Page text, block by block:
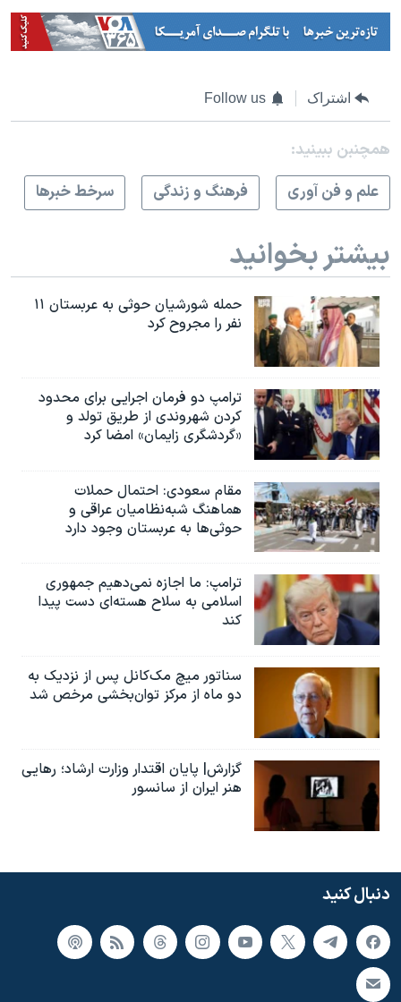
اشتراک Follow us
همچنبن ببینید:
علم و فن آوری
فرهنگ و زندگی سرخط خبرها
بیشتر بخوانید
حمله شورشیان حوثی به عربستان ۱۱
نفر را مجروح کرد
ترامپ دو فرمان اجرایی برای محدود
کردن شهروندی از طریق تولد و
«گردشگری زایمان» امضا کرد
مقام سعودی: احتمال حملات
هماهنگ شبه‌نظامیان عراقی و
حوثی‌ها به عربستان وجود دارد
ترامپ: ما اجازه نمی‌دهیم جمهوری
اسلامی به سلاح هسته‌ای دست پیدا
کند
سناتور میچ مک‌کانل پس از نزدیک به
دو ماه از مرکز توان‌بخشی مرخص شد
گزارش| پایان اقتدار وزارت ارشاد؛ رهایی
هنر ایران از سانسور
دنبال کنید